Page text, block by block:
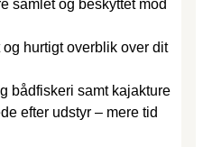
samlet og beskyttet mod
hurtigt overblik over dit
bådfiskeri samt kajakture
efter udstyr – mere tid